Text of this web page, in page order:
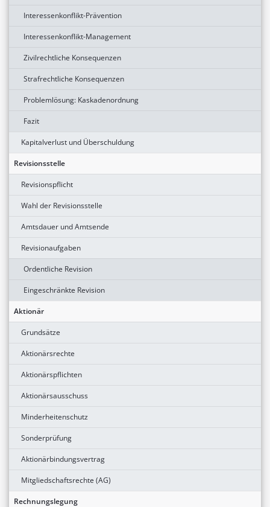
Interessenkonflikt-Prävention
Interessenkonflikt-Management
Zivilrechtliche Konsequenzen
Strafrechtliche Konsequenzen
Problemlösung: Kaskadenordnung
Fazit
Kapitalverlust und Überschuldung
Revisionsstelle
Revisionspflicht
Wahl der Revisionsstelle
Amtsdauer und Amtsende
Revisionaufgaben
Ordentliche Revision
Eingeschränkte Revision
Aktionär
Grundsätze
Aktionärsrechte
Aktionärspflichten
Aktionärsausschuss
Minderheitenschutz
Sonderprüfung
Aktionärbindungsvertrag
Mitgliedschaftsrechte (AG)
Rechnungslegung